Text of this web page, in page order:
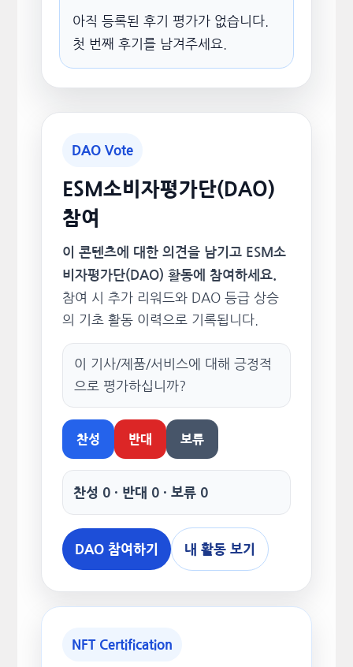
아직 등록된 후기 평가가 없습니다.
첫 번째 후기를 남겨주세요.
DAO Vote
ESM소비자평가단(DAO)
참여
이 콘텐츠에 대한 의견을 남기고 ESM소
비자평가단(DAO) 활동에 참여하세요.
참여 시 추가 리워드와 DAO 등급 상승
의 기초 활동 이력으로 기록됩니다.
이 기사/제품/서비스에 대해 긍정적
으로 평가하십니까?
찬성 반대 보류
찬성 0 · 반대 0 · 보류 0
DAO 참여하기 내 활동 보기
NFT Certification